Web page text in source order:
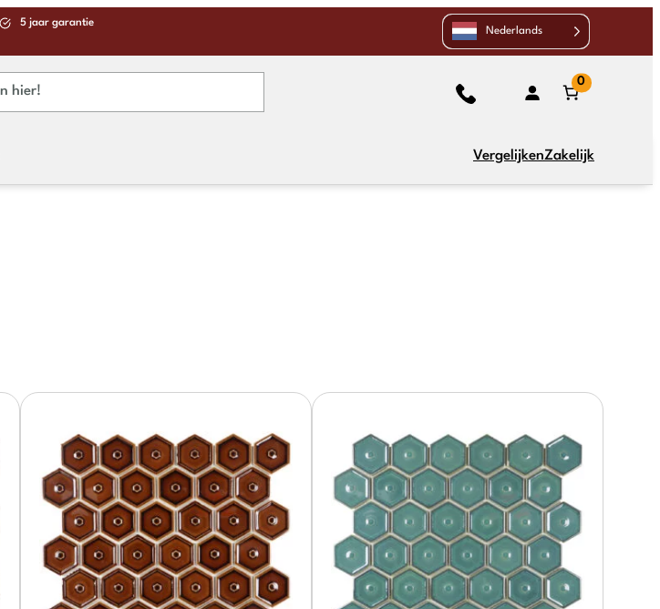
5 jaar garantie
Nederlands
0
VergelijkenZakelijk